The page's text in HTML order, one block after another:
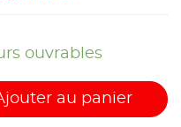
ouvrables
au panier